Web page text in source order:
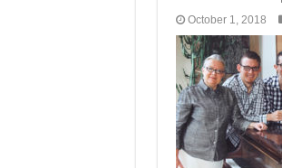
October 1, 2018